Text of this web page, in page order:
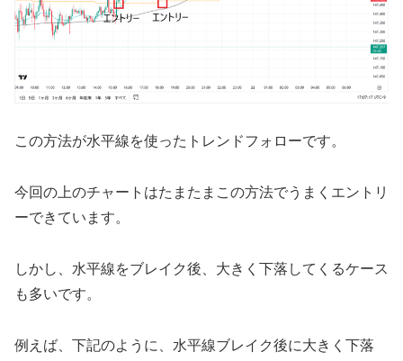
この方法が水平線を使ったトレンドフォローです。
今回の上のチャートはたまたまこの方法でうまくエントリ
ーできています。
しかし、水平線をブレイク後、大きく下落してくるケース
も多いです。
例えば、下記のように、水平線ブレイク後に大きく下落